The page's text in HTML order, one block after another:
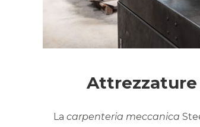
Lacarpenteria meccanica